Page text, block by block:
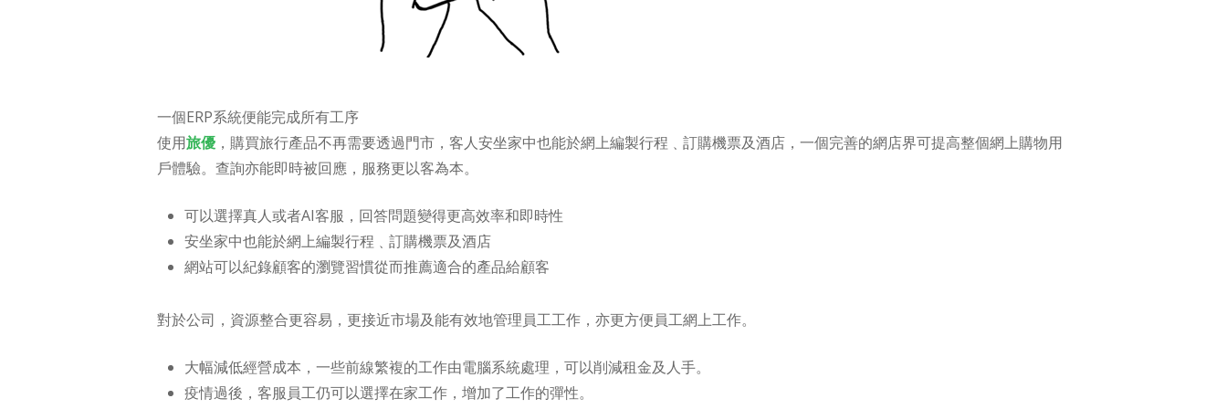
一個ERP系統便能完成所有工序
使用旅優 ，購買旅行產品不再需要透過門市，客人安坐家中也能於網上編製行程﹑訂購機票及酒店，一個完善的網店界可提高整個網上購物用
戶體驗。查詢亦能即時被回應，服務更以客為本。
可以選擇真人或者AI客服，回答問題變得更高效率和即時性
安坐家中也能於網上編製行程﹑訂購機票及酒店
網站可以紀錄顧客的瀏覽習慣從而推薦適合的產品給顧客
對於公司，資源整合更容易，更接近市場及能有效地管理員工工作，亦更方便員工網上工作。
大幅減低經營成本，一些前線繁複的工作由電腦系統處理，可以削減租金及人手。
疫情過後，客服員工仍可以選擇在家工作，增加了工作的彈性。